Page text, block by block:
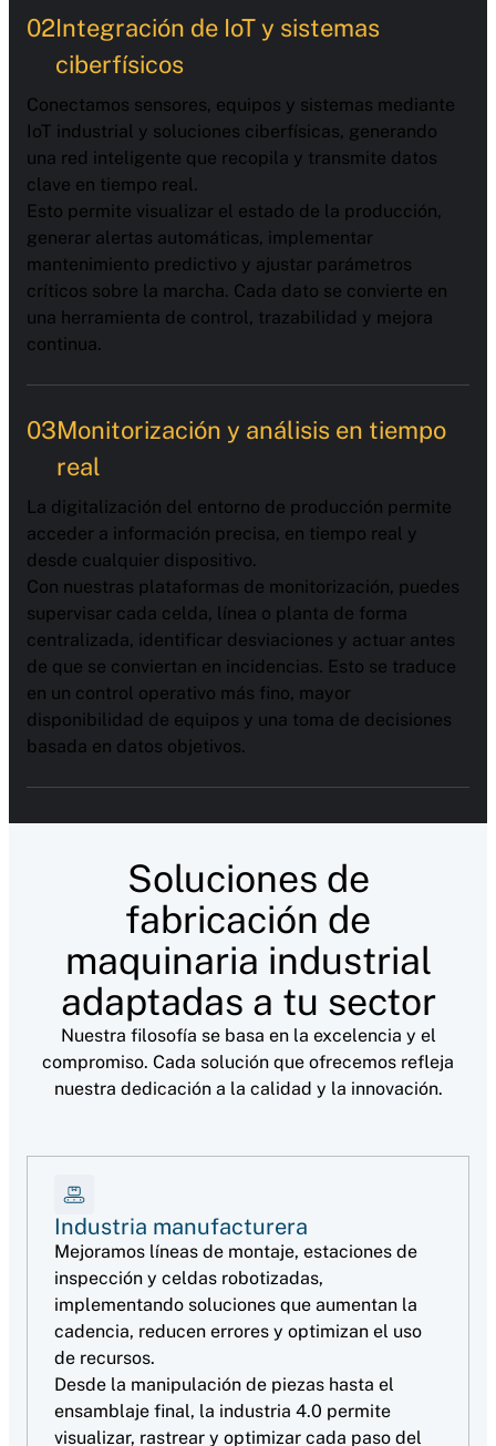
02Integración de IoT y sistemas
ciberfísicos
Conectamos sensores, equipos y sistemas mediante
IoT industrial y soluciones ciberfísicas, generando
una red inteligente que recopila y transmite datos
clave en tiempo real.
Esto permite visualizar el estado de la producción,
generar alertas automáticas, implementar
mantenimiento predictivo y ajustar parámetros
críticos sobre la marcha. Cada dato se convierte en
una herramienta de control, trazabilidad y mejora
continua.
03Monitorización y análisis en tiempo
real
La digitalización del entorno de producción permite
acceder a información precisa, en tiempo real y
desde cualquier dispositivo.
Con nuestras plataformas de monitorización, puedes
supervisar cada celda, línea o planta de forma
centralizada, identificar desviaciones y actuar antes
de que se conviertan en incidencias. Esto se traduce
en un control operativo más fino, mayor
disponibilidad de equipos y una toma de decisiones
basada en datos objetivos.
Soluciones de
fabricación de
maquinaria industrial
adaptadas a tu sector
Nuestra filosofía se basa en la excelencia y el
compromiso. Cada solución que ofrecemos refleja
nuestra dedicación a la calidad y la innovación.
Industria manufacturera
Mejoramos líneas de montaje, estaciones de
inspección y celdas robotizadas,
implementando soluciones que aumentan la
cadencia, reducen errores y optimizan el uso
de recursos.
Desde la manipulación de piezas hasta el
ensamblaje final, la industria 4.0 permite
visualizar, rastrear y optimizar cada paso del